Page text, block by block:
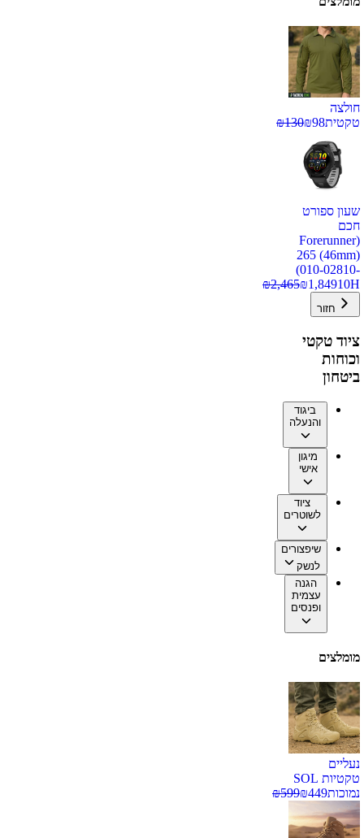
חולצה
טקטית
₪98
₪130
שעון ספורט
חכם
(Forerunner
265 (46mm)
(010-02810-
10H
₪1,849
₪2,465
חזור
ציוד טקטי
וכוחות
ביטחון
ביגוד
והנעלה
מיגון
אישי
ציוד
לשוטרים
שיפצורים
לנשק
הגנה
עצמית
ופנסים
מומלצים
נעליים
טקטיות SOL
נמוכות
₪449
₪599